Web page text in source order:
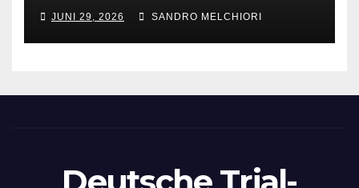
JUNI 29, 2026 SANDRO MELCHIORI